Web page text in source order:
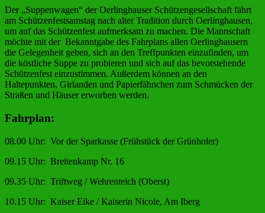
Der „Suppenwagen“ der Oerlinghauser Schützengesellschaft fährt
am Schützenfestsamstag nach alter Tradition durch Oerlinghausen,
um auf das Schützenfest aufmerksam zu machen. Die Mannschaft
möchte mit der Bekanntgabe des Fahrplans allen Oerlinghausern
die Gelegenheit geben, sich an den Treffpunkten einzufinden, um
die köstliche Suppe zu probieren und sich auf das bevorstehende
Schützenfest einzustimmen. Außerdem können an den
Haltepunkten, Girlanden und Papierfähnchen zum Schmücken der
Straßen und Häuser erworben werden.
Fahrplan:
08.00 Uhr: Vor der Sparkasse (Frühstück der Grünholer)
09.15 Uhr: Breitenkamp Nr. 16
09.35 Uhr: Triftweg / Wehrenteich (Oberst)
10.15 Uhr: Kaiser Eike / Kaiserin Nicole, Am Iberg